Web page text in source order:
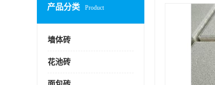
产品分类 Product
墙体砖
花池砖